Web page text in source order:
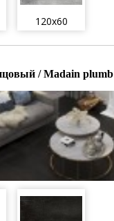
120x60
/ Madain plumb